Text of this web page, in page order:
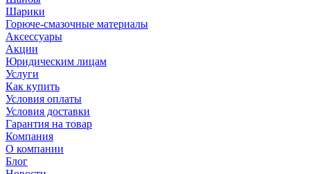
Шарики
Горюче-смазочные материалы
Аксессуары
Акции
Юридическим лицам
Услуги
Как купить
Условия оплаты
Условия доставки
Гарантия на товар
Компания
О компании
Блог